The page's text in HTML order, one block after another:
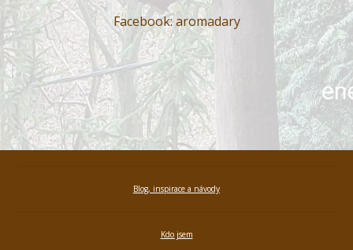
Facebook: aromadary
Blog, inspirace a návody
Kdo jsem